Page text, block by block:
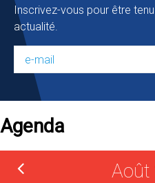
Inscrivez-vous pour être
actualité.
Agenda
Août